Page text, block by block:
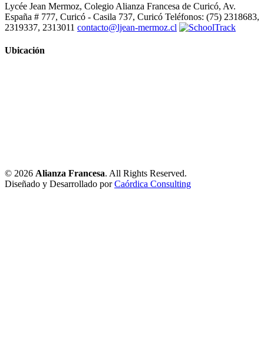
Lycée Jean Mermoz, Colegio Alianza Francesa de Curicó, Av.
España # 777, Curicó - Casila 737, Curicó Teléfonos: (75) 2318683,
2319337, 2313011 contacto@ljean-mermoz.cl
Ubicación
© 2026 Alianza Francesa. All Rights Reserved.
Diseñado y Desarrollado porCaórdica Consulting